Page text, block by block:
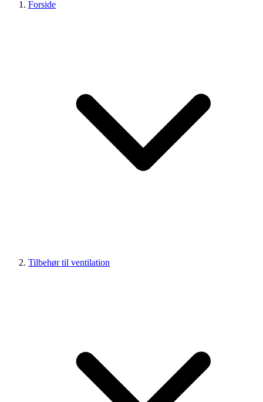
Forside
Tilbehør til ventilation